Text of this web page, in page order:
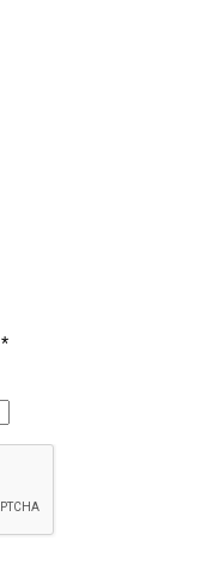
*Erforderlich